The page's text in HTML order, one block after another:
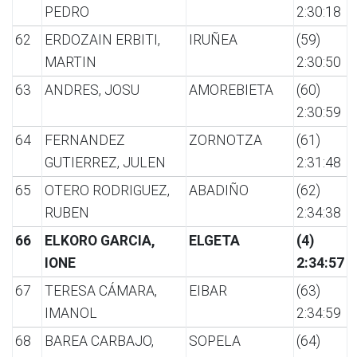
PEDRO
2:30:18
62
ERDOZAIN ERBITI,
MARTIN
IRUÑEA
(59)
2:30:50
63
ANDRES, JOSU AMOREBIETA
(60)
2:30:59
64
FERNANDEZ
GUTIERREZ, JULEN
ZORNOTZA
(61)
2:31:48
65
OTERO RODRIGUEZ,
RUBEN
ABADIÑO
(62)
2:34:38
66
ELKORO GARCIA,
IONE
ELGETA
(4)
2:34:57
67
TERESA CÁMARA,
IMANOL
EIBAR
(63)
2:34:59
68
BAREA CARBAJO,
SOPELA
(64)